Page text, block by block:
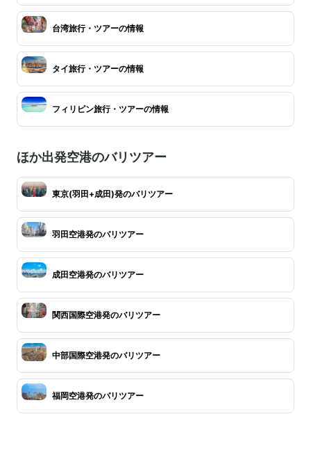
台湾旅行・ツアーの情報
タイ旅行・ツアーの情報
フィリピン旅行・ツアーの情報
ほか出発空港のバリツアー
東京(羽田+成田)発のバリツアー
羽田空港発のバリツアー
成田空港発のバリツアー
関西国際空港発のバリツアー
中部国際空港発のバリツアー
福岡空港発のバリツアー